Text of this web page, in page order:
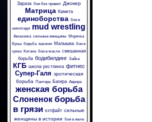
Зараза бои без правил Джокер
Матрица Камета
единоборства бои в
шоколаде mud wrestling
Амазонка сильные женщины Морячка
Крэш борьба жасмин Малышка бои в
грязи
Китана бои в масле смешанная
борьба бодибилдинг Зайка
КГБ школа рестлинга фитнес
Супер-Галя эротическая
борьба
Пантера Багира Аврора
женская борьба
Слоненок борьба
в грязи кэтфайт сильные
женщины в истории бои в желе